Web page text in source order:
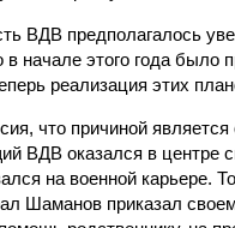
ВДВ предполагалось
начале этого года было
реализация этих
что причиной
ВДВ оказался в центре
на военной карьере.
Шаманов приказал